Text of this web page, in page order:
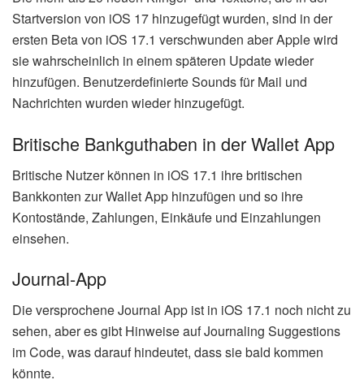
Startversion von iOS 17 hinzugefügt wurden, sind in der
ersten Beta von iOS 17.1 verschwunden aber Apple wird
sie wahrscheinlich in einem späteren Update wieder
hinzufügen. Benutzerdefinierte Sounds für Mail und
Nachrichten wurden wieder hinzugefügt.
Britische Bankguthaben in der Wallet App
Britische Nutzer können in iOS 17.1 ihre britischen
Bankkonten zur Wallet App hinzufügen und so ihre
Kontostände, Zahlungen, Einkäufe und Einzahlungen
einsehen.
Journal-App
Die versprochene Journal App ist in iOS 17.1 noch nicht zu
sehen, aber es gibt Hinweise auf Journaling Suggestions
im Code, was darauf hindeutet, dass sie bald kommen
könnte.